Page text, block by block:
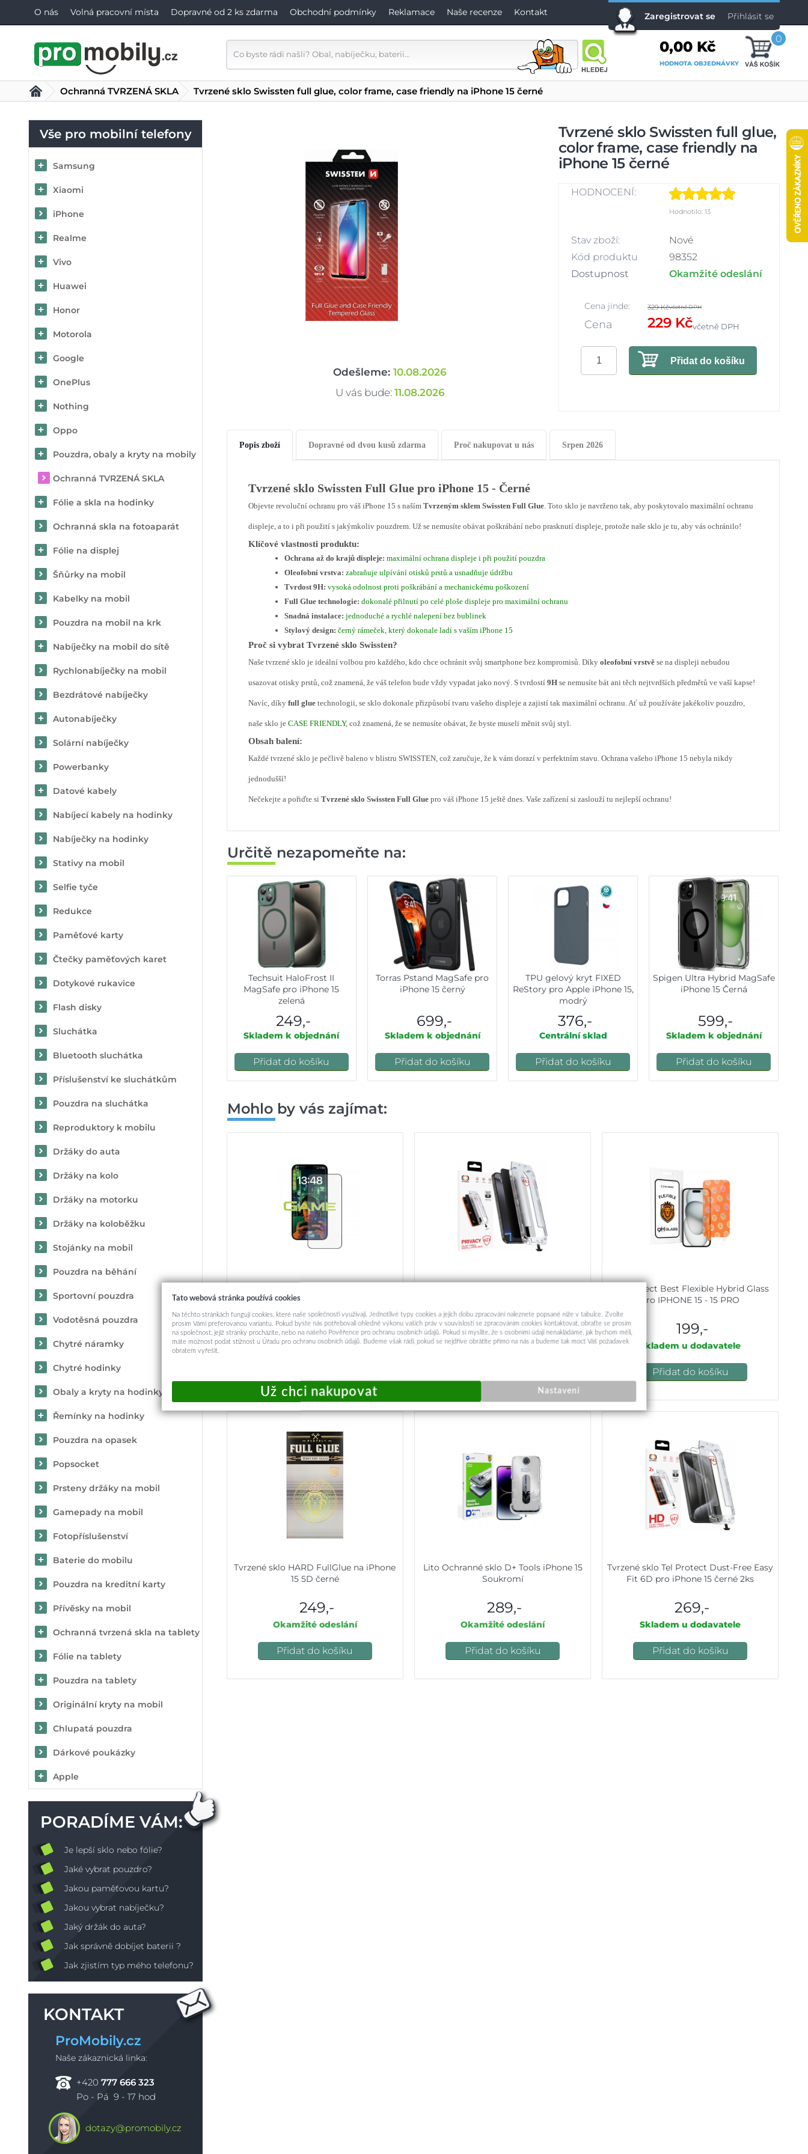
O nás Volná pracovní místa Dopravné od 2 ks zdarma Obchodní podmínky Reklamace Naše recenze Kontakt Zaregistrovat se Přihlásit se
0,00 Kč
HODNOTA OBJEDNÁVKY
0
Vše pro mobilní telefony
Samsung
Xiaomi
iPhone
Realme
Vivo
Huawei
Honor
Motorola
Google
OnePlus
Nothing
Oppo
Pouzdra, obaly a kryty na mobily
Ochranná TVRZENÁ SKLA
Fólie a skla na hodinky
Ochranná skla na fotoaparát
Fólie na displej
Šňůrky na mobil
Kabelky na mobil
Pouzdra na mobil na krk
Nabíječky na mobil do sítě
Rychlonabíječky na mobil
Bezdrátové nabíječky
Autonabíječky
Solární nabíječky
Powerbanky
Datové kabely
Nabíjecí kabely na hodinky
Nabíječky na hodinky
Stativy na mobil
Selfie tyče
Redukce
Paměťové karty
Čtečky paměťových karet
Dotykové rukavice
Flash disky
Sluchátka
Bluetooth sluchátka
Příslušenství ke sluchátkům
Pouzdra na sluchátka
Reproduktory k mobilu
Držáky do auta
Držáky na kolo
Držáky na motorku
Držáky na koloběžku
Stojánky na mobil
Pouzdra na běhání
Sportovní pouzdra
Vodotěsná pouzdra
Chytré náramky
Chytré hodinky
Obaly a kryty na hodinky
Řemínky na hodinky
Pouzdra na opasek
Popsocket
Prsteny držáky na mobil
Gamepady na mobil
Fotopříslušenství
Baterie do mobilu
Pouzdra na kreditní karty
Přívěsky na mobil
Ochranná tvrzená skla na tablety
Fólie na tablety
Pouzdra na tablety
Originální kryty na mobil
Chlupatá pouzdra
Dárkové poukázky
Apple
PORADÍME VÁM:
Je lepší sklo nebo fólie?
Jaké vybrat pouzdro?
Jakou paměťovou kartu?
Jakou vybrat nabíječku?
Jaký držák do auta?
Jak správně dobíjet baterii ?
Jak zjistím typ mého telefonu?
KONTAKT
ProMobily.cz
Naše zákaznická linka:
+420 777 666 323
Po - Pá 9 - 17 hod
dotazy@promobily.cz
Ochranná TVRZENÁ SKLA Tvrzené sklo Swissten full glue, color frame, case friendly na iPhone 15 černé
Odešleme:10.08.2026
U vás bude: 11.08.2026
Tvrzené sklo Swissten full glue,
color frame, case friendly na
iPhone 15 černé
HODNOCENÍ:
Hodnotilo: 13
Stav zboží:
Nové
Kód produktu
98352
Dostupnost
Okamžité odeslání
Cena jinde: 329 Kčvčetně DPH
Cena 229 Kčvčetně DPH
Přidat do košíku
Popis zboží Dopravné od dvou kusů zdarma Proč nakupovat u nás Srpen 2026
Tvrzené sklo Swissten Full Glue pro iPhone 15 - Černé
Objevte revoluční ochranu pro váš iPhone 15 s naším Tvrzeným sklem Swissten Full Glue. Toto sklo je navrženo tak, aby poskytovalo maximální ochranu
displeje, a to i při použití s jakýmkoliv pouzdrem. Už se nemusíte obávat poškrábání nebo prasknutí displeje, protože naše sklo je tu, aby vás ochránilo!
Klíčové vlastnosti produktu:
Ochrana až do krajů displeje: maximální ochrana displeje i při použití pouzdra
Oleofobní vrstva: zabraňuje ulpívání otisků prstů a usnadňuje údržbu
Tvrdost 9H: vysoká odolnost proti poškrábání a mechanickému poškození
Full Glue technologie: dokonalé přilnutí po celé ploše displeje pro maximální ochranu
Snadná instalace: jednoduché a rychlé nalepení bez bublinek
Stylový design: černý rámeček, který dokonale ladí s vaším iPhone 15
Proč si vybrat Tvrzené sklo Swissten?
Naše tvrzené sklo je ideální volbou pro každého, kdo chce ochránit svůj smartphone bez kompromisů. Díky oleofobní vrstvě se na displeji nebudou
usazovat otisky prstů, což znamená, že váš telefon bude vždy vypadat jako nový. S tvrdostí 9H se nemusíte bát ani těch nejtvrdších předmětů ve vaší kapse!
Navíc, díky full glue technologii, se sklo dokonale přizpůsobí tvaru vašeho displeje a zajistí tak maximální ochranu. Ať už používáte jakékoliv pouzdro,
naše sklo je CASE FRIENDLY, což znamená, že se nemusíte obávat, že byste museli měnit svůj styl.
Obsah balení:
Každé tvrzené sklo je pečlivě baleno v blistru SWISSTEN, což zaručuje, že k vám dorazí v perfektním stavu. Ochrana vašeho iPhone 15 nebyla nikdy
jednodušší!
Nečekejte a pořiďte si Tvrzené sklo Swissten Full Glue pro váš iPhone 15 ještě dnes. Vaše zařízení si zaslouží tu nejlepší ochranu!
Určitě nezapomeňte na:
Techsuit HaloFrost II
MagSafe pro iPhone 15
zelená
249,-
Skladem k objednání
Přidat do košíku
Torras Pstand MagSafe pro
iPhone 15 černý
699,-
Skladem k objednání
Přidat do košíku
TPU gelový kryt FIXED
ReStory pro Apple iPhone 15,
modrý
376,-
Centrální sklad
Přidat do košíku
Spigen Ultra Hybrid MagSafe
iPhone 15 Černá
599,-
Skladem k objednání
Přidat do košíku
Mohlo by vás zajímat:
otiskům prstů iPhone 15 černé
269,-
Okamžité odeslání
229,-
Skladem u dodavatele
Tel Protect Best Flexible Hybrid Glass
pro IPHONE 15 - 15 PRO
199,-
Skladem u dodavatele
Přidat do košíku
Tvrzené sklo HARD FullGlue na iPhone
15 5D černé
249,-
Okamžité odeslání
Přidat do košíku
Lito Ochranné sklo D+ Tools iPhone 15
Soukromí
289,-
Okamžité odeslání
Přidat do košíku
Tvrzené sklo Tel Protect Dust-Free Easy
Fit 6D pro iPhone 15 černé 2ks
269,-
Skladem u dodavatele
Přidat do košíku
Tato webová stránka používá cookies
Na těchto stránkách fungují cookies, které naše společnosti využívají. Jednotlivé typy cookies a jejich dobu zpracování naleznete popsané níže v tabulce. Zvolte
prosím Vámi preferovanou variantu. Pokud byste nás potřebovali ohledně výkonu vašich práv v souvislosti se zpracováním cookies kontaktovat, obraťte se prosím
na společnost, jejíž stránky procházíte, nebo na našeho Pověřence pro ochranu osobních údajů. Pokud si myslíte, že s osobními údaji nenakládáme, jak bychom měli,
máte možnost podat stížnost u Úřadu pro ochranu osobních údajů. Budeme však rádi, pokud se nejdříve obrátíte přímo na nás a budeme tak moct Váš požadavek
obratem vyřešit.
Nastavení